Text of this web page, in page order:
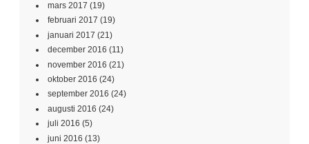
mars 2017 (19)
februari 2017 (19)
januari 2017 (21)
december 2016 (11)
november 2016 (21)
oktober 2016 (24)
september 2016 (24)
augusti 2016 (24)
juli 2016 (5)
juni 2016 (13)